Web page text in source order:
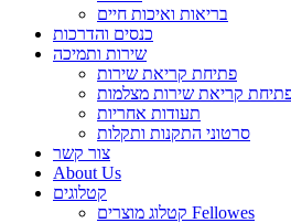
בריאות ואיכות חיים
כנסים והדרכות
שירות ותמיכה
פתיחת קריאת שירות
תעודות אחריות
סרטוני התקנות ותקלות
צור קשר
About Us
קטלוגים
קטלוג מוצרים Fellowes